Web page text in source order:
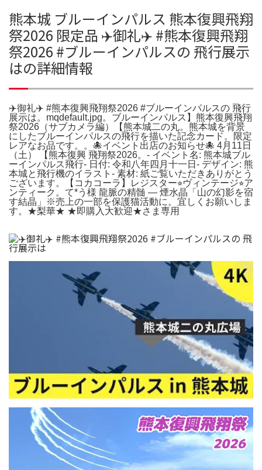
熊本城 ブルーインパルス 熊本復興飛翔
祭2026 限定品 ✈️御礼✈️ #熊本復興飛翔
祭2026 #ブルーインパルスの 飛行展示
はの詳細情報
✈️御礼✈️ #熊本復興飛翔祭2026 #ブルーインパルスの 飛行
展示は。mqdefault.jpg。ブルーインパルス】熊本復興飛翔
祭2026（サブカメラ編）【熊本城二の丸。熊本城を背景
にしたブルーインパルスの飛行を描いた記念カード。限定
レアなお品です。。🐙イベント出店のお知らせ🐙 4月11日
（土） 【熊本復興 飛翔祭2026。- イベント名: 熊本城ブル
ーインパルス飛行- 日付: 令和八年四月十一日- デザイン: 熊
本城と飛行機のイラスト- 素材: 紙ご覧いただきありがとう
ございます。【コカコーラ】レジスター⭐︎ヴィンテージ⭐︎ア
ンティーク。て*う様 龍脈の精髄 ― 煙水晶「山の幻影を宿
す結晶」※売上の一部を保護猫活動に。宜しくお願いしま
す。★梨華★ ★即購入大歓迎★さま専用